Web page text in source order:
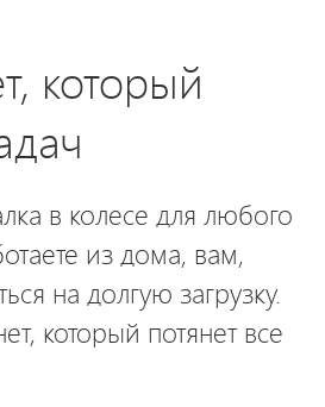
который
в колесе для любого
из дома, вам,
на долгую загрузку.
который потянет все